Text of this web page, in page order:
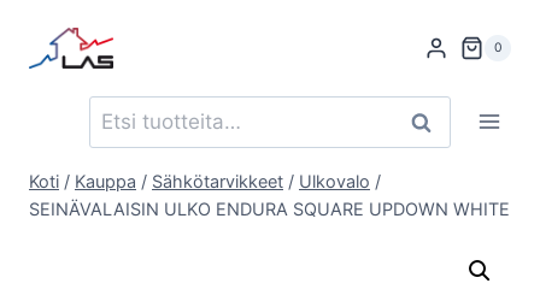
sisältöön
0
Etsi: Haku
Koti / Kauppa / Sähkötarvikkeet / Ulkovalo /
SEINÄVALAISIN ULKO ENDURA SQUARE UPDOWN WHITE